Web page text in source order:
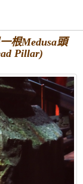
根Medusa頭
Pillar)